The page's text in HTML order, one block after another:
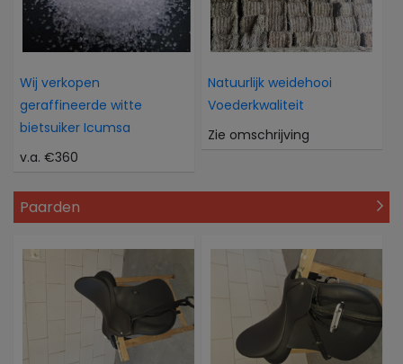
Wij verkopen
geraffineerde witte
bietsuiker Icumsa
v.a. €360
Natuurlijk weidehooi
Voederkwaliteit
Zie omschrijving
Paarden